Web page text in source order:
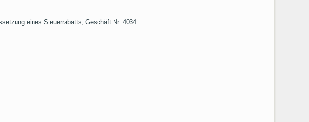
eines Steuerrabatts, Geschäft Nr. 4034